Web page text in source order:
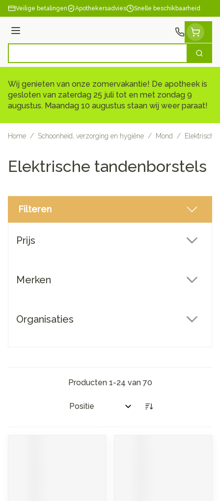
Ga naar de inhoud
Veilige betalingen Apothekersadvies Snelle beschikbaarheid
Menu
Zoek
Wij genieten van onze zomervakantie! De apotheek is
gesloten van zaterdag 25 juli tot en met zondag 9
augustus. Maandag 10 augustus staan wij weer paraat!
Home / Schoonheid, verzorging en hygiëne / Mond /
Elektrische tandenborstels
Filteren
Prijs
Merken
Organisaties
Producten 1-24 van 70
Sorteer op: